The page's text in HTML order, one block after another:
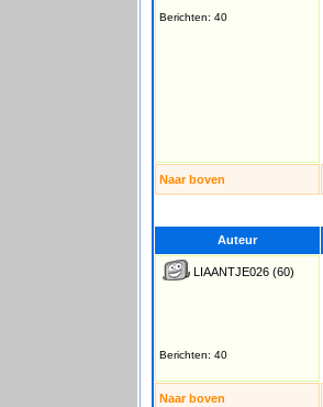
Berichten: 40
Naar boven
Auteur
LIAANTJE026 (60)
Berichten: 40
Naar boven